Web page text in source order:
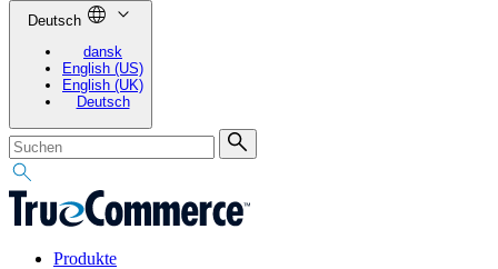
Deutsch
dansk
English (US)
English (UK)
Deutsch
Produkte